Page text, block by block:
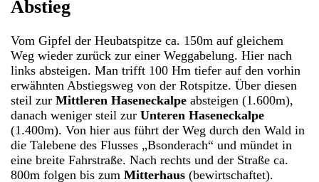
Abstieg
Vom Gipfel der Heubatspitze ca. 150m auf gleichem
Weg wieder zurück zur einer Weggabelung. Hier nach
links absteigen. Man trifft 100 Hm tiefer auf den vorhin
erwähnten Abstiegsweg von der Rotspitze. Über diesen
steil zurMittleren Haseneckalpe absteigen (1.600m),
danach weniger steil zurUnteren Haseneckalpe
(1.400m). Von hier aus führt der Weg durch den Wald in
die Talebene des Flusses „Bsonderach“ und mündet in
eine breite Fahrstraße. Nach rechts und der Straße ca.
800m folgen bis zumMitterhaus (bewirtschaftet).